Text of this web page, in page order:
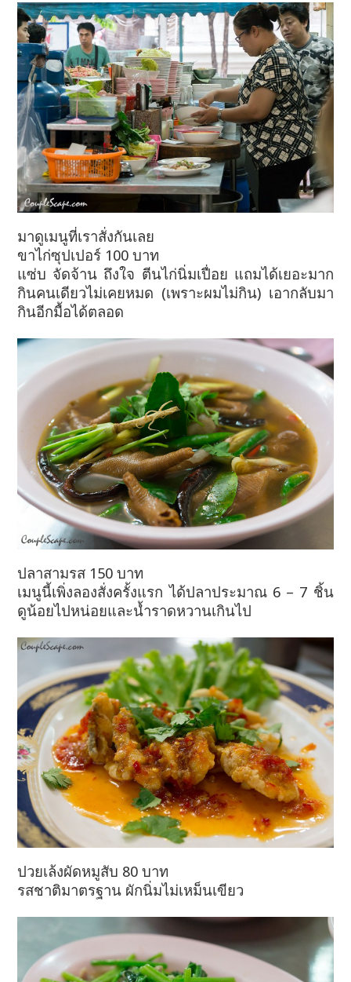
มาดูเมนูที่เราสั่งกันเลย
ขาไก่ซุปเปอร์ 100 บาท
แซ่บ จัดจ้าน ถึงใจ ตีนไก่นิ่มเปื่อย แถมได้เยอะมาก
กินคนเดียวไม่เคยหมด (เพราะผมไม่กิน) เอากลับมา
กินอีกมื้อได้ตลอด
ปลาสามรส 150 บาท
เมนูนี้เพิ่งลองสั่งครั้งแรก ได้ปลาประมาณ 6 – 7 ชิ้น
ดูน้อยไปหน่อยและน้ำราดหวานเกินไป
ปวยเล้งผัดหมูสับ 80 บาท
รสชาติมาตรฐาน ผักนิ่มไม่เหม็นเขียว